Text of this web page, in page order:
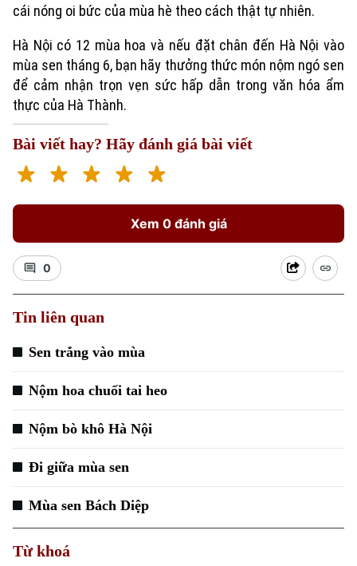
An ninh trật tự
Nhịp sống Hà Nội
Người Hà Nội
Thế giới
Tin tức
Quân sự
Kinh tế
Tin tức
Nhà đất
cái nóng oi bức của mùa hè theo cách thật tự nhiên.
Hà Nội có 12 mùa hoa và nếu đặt chân đến Hà Nội vào
mùa sen tháng 6, bạn hãy thưởng thức món nộm ngó sen
để cảm nhận trọn vẹn sức hấp dẫn trong văn hóa ẩm
thực của Hà Thành.
Bài viết hay? Hãy đánh giá bài viết
Xem 0 đánh giá
0
Tin liên quan
Sen trắng vào mùa
Nộm hoa chuối tai heo
Nộm bò khô Hà Nội
Đi giữa mùa sen
Mùa sen Bách Diệp
Từ khoá